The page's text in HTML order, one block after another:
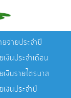
จ่ายประจำปี
งินประจำเดือน
งินรายไตรมาส
งินประจำปี